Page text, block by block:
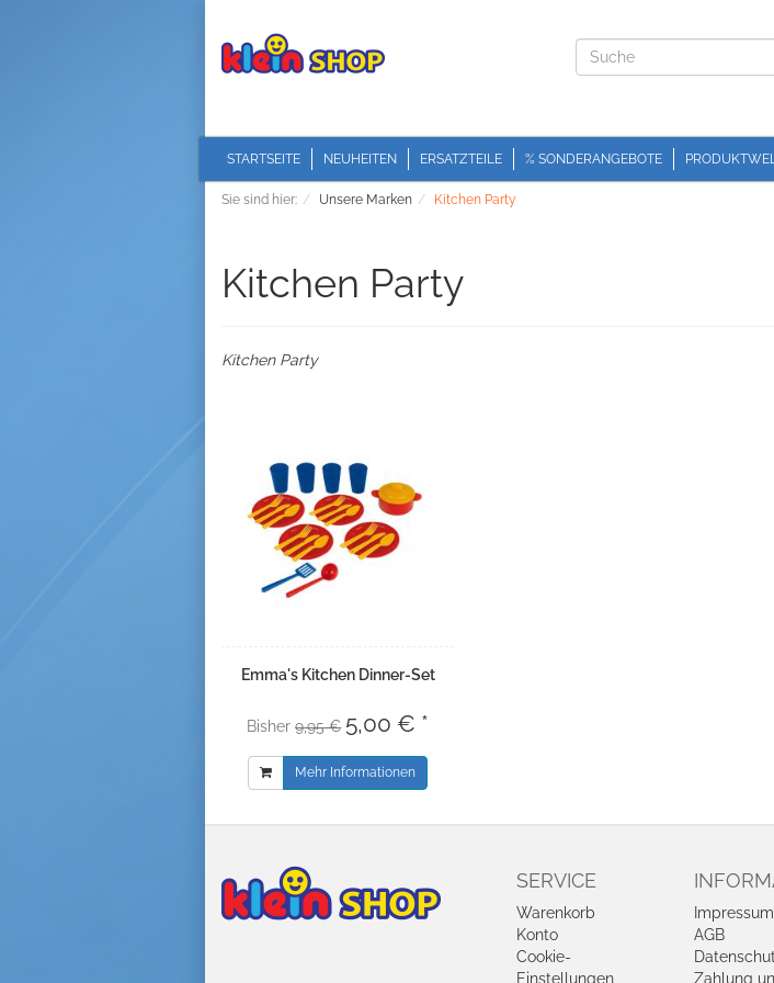
STARTSEITE NEUHEITEN ERSATZTEILE % SONDERANGEBOTE
Sie sind hier: Unsere Marken Kitchen Party
Kitchen Party
Kitchen Party
Emma's Kitchen Dinner-Set
Bisher9,95 € 5,00 € *
Mehr Informationen
SERVICE
Warenkorb
Konto
Cookie-
Einstellungen
Impressum
AGB
Zahlung